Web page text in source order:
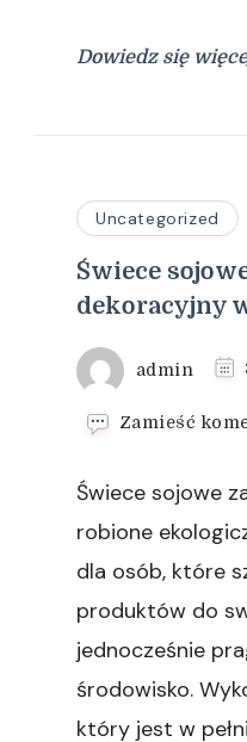
Dowiedz się
Uncategorized
Świece
dekoracyjny
admin
Zamieść
Świece sojowe
robione
dla osób, które
produktów do
jednocześnie
środowisko.
który jest w